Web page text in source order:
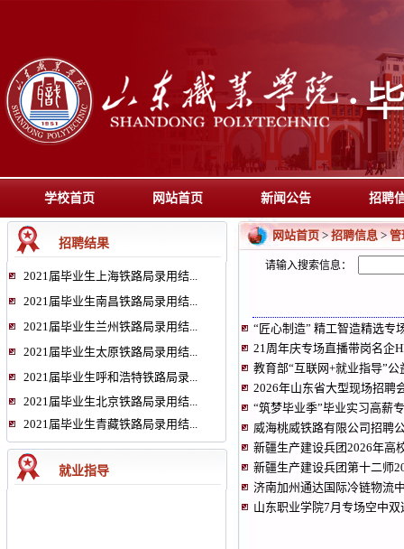
学校首页 网站首页 新闻公告 招聘
招聘结果
2021届毕业生上海铁路局录用结...
2021届毕业生南昌铁路局录用结...
2021届毕业生兰州铁路局录用结...
2021届毕业生太原铁路局录用结...
2021届毕业生呼和浩特铁路局录...
2021届毕业生北京铁路局录用结...
2021届毕业生青藏铁路局录用结...
就业指导
网站首页>招聘信息>管
请输入搜索信息：
“匠心制造” 精工智造精选专
21周年庆专场直播带岗名企
教育部“互联网+就业指导”
2026年山东省大型现场招聘
“筑梦毕业季”毕业实习高薪
威海桃威铁路有限公司招聘
新疆生产建设兵团2026年高
新疆生产建设兵团第十二师
济南加州通达国际冷链物流
山东职业学院7月专场空中双